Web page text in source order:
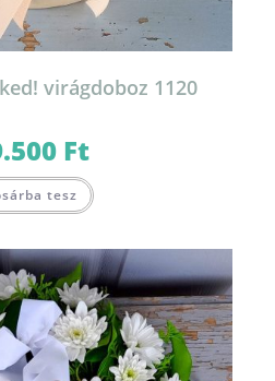
virágdoboz 1120
Ft
tesz